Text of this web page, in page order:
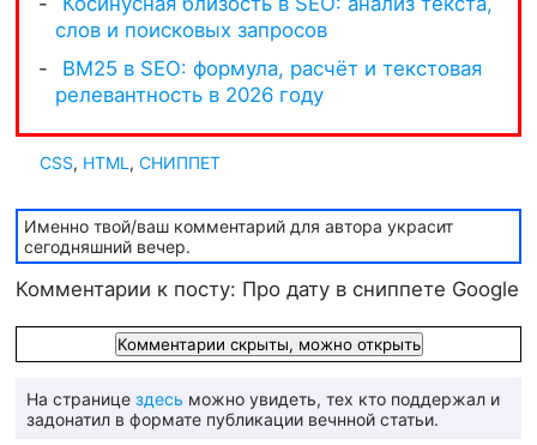
CSS, HTML ,СНИППЕТ
Именно твой/ваш комментарий для автора украсит
сегодняшний вечер.
Комментарии к посту: Про дату в сниппете Google
Комментарии скрыты, можно открыть
На странице здесь можно увидеть, тех кто поддержал и
задонатил в формате публикации вечнной статьи.